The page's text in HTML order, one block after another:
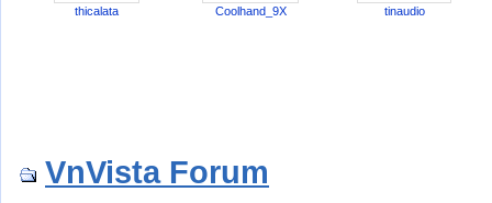
thicalata Coolhand_9X tinaudio
VnVista Forum